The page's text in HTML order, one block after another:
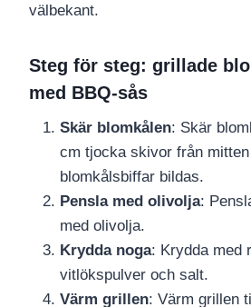
välbekant.
Steg för steg: grillade
med BBQ-sås
Skär blomkålen: Skär
cm tjocka skivor från
blomkålsbiffar bildas.
Pensla med olivolja:
med olivolja.
Krydda noga: Krydda med
vitlökspulver och salt.
Värm grillen: Värm grillen